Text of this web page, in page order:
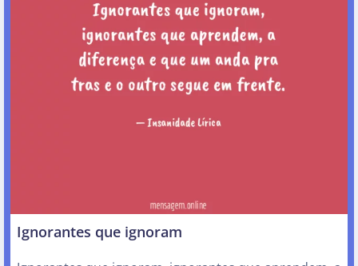
Ignorantes que ignoram